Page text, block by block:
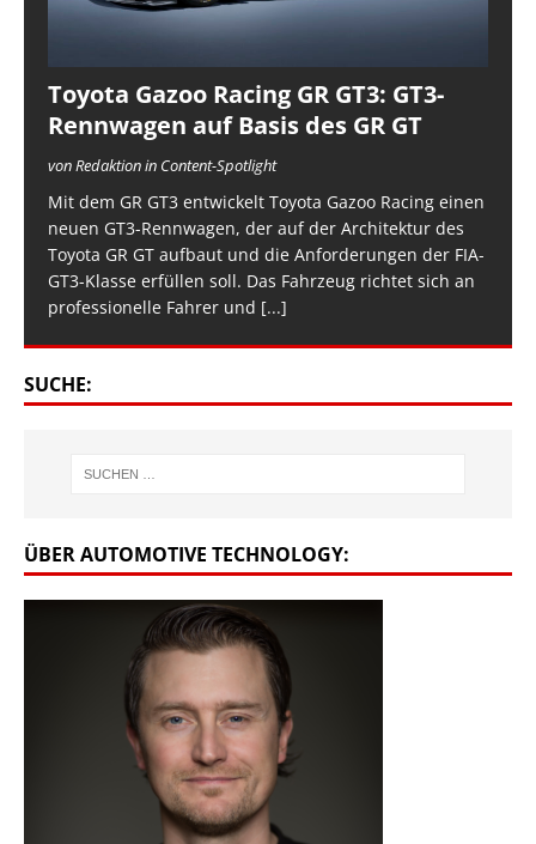
Toyota Gazoo Racing GR GT3: GT3-
Rennwagen auf Basis des GR GT
von Redaktion in Content-Spotlight
Mit dem GR GT3 entwickelt Toyota Gazoo Racing einen
neuen GT3-Rennwagen, der auf der Architektur des
Toyota GR GT aufbaut und die Anforderungen der FIA-
GT3-Klasse erfüllen soll. Das Fahrzeug richtet sich an
professionelle Fahrer und [...]
SUCHE:
ÜBER AUTOMOTIVE TECHNOLOGY: